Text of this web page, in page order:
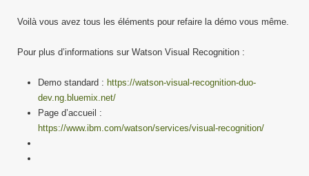
Voilà vous avez tous les éléments pour refaire la démo vous même.
Pour plus d’informations sur Watson Visual Recognition :
Demo standard : https://watson-visual-recognition-duo-
dev.ng.bluemix.net/
Page d’accueil :
https://www.ibm.com/watson/services/visual-recognition/